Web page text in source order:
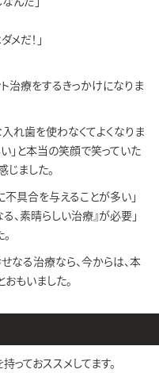
メだ！」
治療をするきっかけになりま
れ歯を使わなくてよくなりま
い」と本当の笑顔で笑っていた
じました。
具合を与えることが多い」
、素晴らしい治療』が必要」
せなる治療なら、今からは、本
もいました。
っておススメしてます。